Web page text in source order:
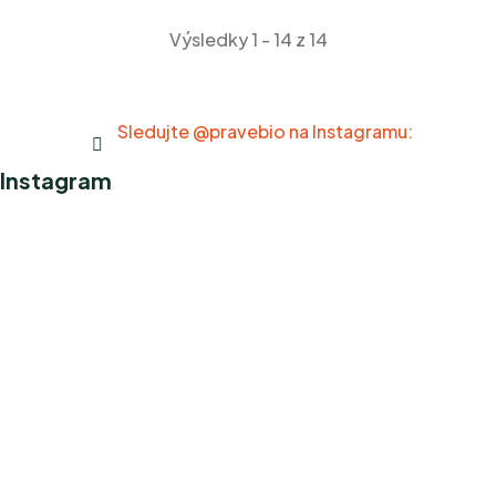
Výsledky 1 - 14 z 14
Sledujte @pravebio na Instagramu:
Instagram